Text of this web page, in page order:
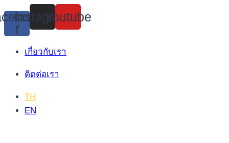
Skip
to
content
f
Instagram
Youtube
เกี่ยวกับเรา
ติดต่อเรา
TH
EN